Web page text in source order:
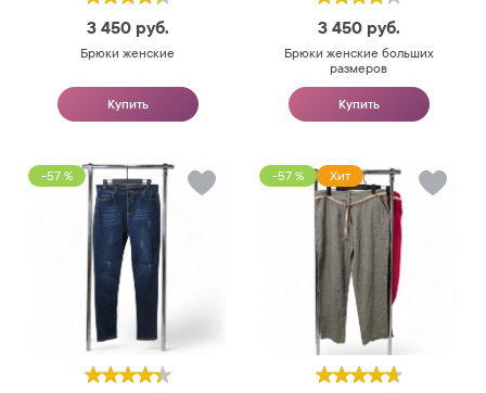
3 450 руб.
Брюки женские
Купить
3 450 руб.
Брюки женские больших
размеров
Купить
-57 % -57 % Хит